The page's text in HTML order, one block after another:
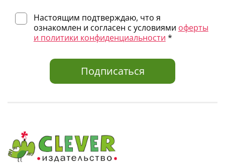
Настоящим подтверждаю, что я
ознакомлен и согласен с условиями оферты
и политики конфиденциальности *
Подписаться